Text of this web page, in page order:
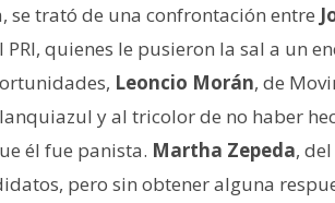
se trató de una confrontación entre
PRI, quienes le pusieron la sal a un
Leoncio Morán, de
y al tricolor de no haber
él fue panista. Martha Zepeda,
pero sin obtener alguna